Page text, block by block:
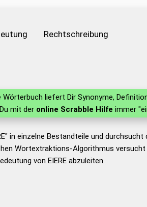
Rechtschreibung
Wörterbuch liefert Dir Synonyme,
mit der online Scrabble Hilfe immer
in einzelne Bestandteile und
Wortextraktions-Algorithmus
von EIERE abzuleiten.